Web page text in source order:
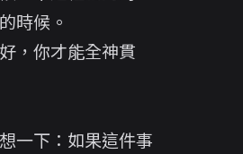
時候。
，你才能全神貫
一下：如果這件事